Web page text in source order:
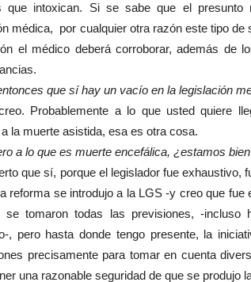
que intoxican. Si se sabe que el presunto
médica, por cualquier otra razón este tipo
el médico deberá corroborar, además de
que sí hay un vacío en la legislación
Probablemente a lo que usted quiere
la muerte asistida, esa es otra cosa.
a lo que es muerte encefálica, ¿estamos
que sí, porque el legislador fue exhaustivo,
reforma se introdujo a la LGS -y creo que
se tomaron todas las previsiones, -incluso
, pero hasta donde tengo presente, la
precisamente para tomar en cuenta
una razonable seguridad de que se produjo